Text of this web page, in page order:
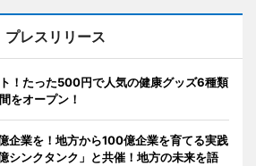
プレスリリース
！たった500円で人気の健康グッズ6種類
をオープン！
企業を！地方から100億企業を育てる実践
シンクタンク」と共催！地方の未来を語